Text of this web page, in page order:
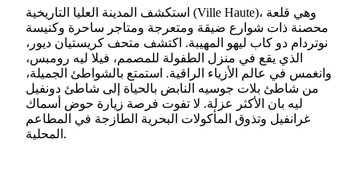
استكشف المدينة العليا التاريخية (Ville Haute)، وهي قلعة
محصنة ذات شوارع ضيقة ومتعرجة ومتاجر ساحرة وكنيسة
نوتردام دو كاب ليهو المهيبة. اكتشف متحف كريستيان ديور،
الذي يقع في منزل الطفولة للمصمم، فيلا ليه رومبس،
وانغمس في عالم الأزياء الراقية. استمتع بالشواطئ الجميلة،
من شاطئ بلات جوسيه النابض بالحياة إلى شاطئ دونفيل
ليه بان الأكثر عزلة. لا تفوت فرصة زيارة حوض أسماك
غرانفيل وتذوق المأكولات البحرية الطازجة في المطاعم
المحلية.